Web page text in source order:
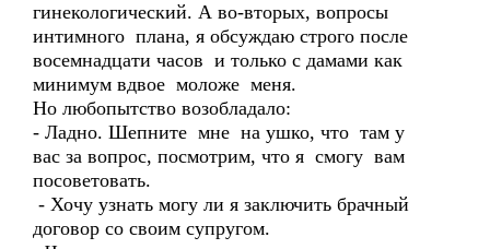
гинекологический. А во-вторых, вопросы
интимного плана, я обсуждаю строго после
восемнадцати часов и только с дамами как
минимум вдвое моложе меня.
Но любопытство возобладало:
- Ладно. Шепните мне на ушко, что там у
вас за вопрос, посмотрим, что я смогу вам
посоветовать.
- Хочу узнать могу ли я заключить брачный
договор со своим супругом.